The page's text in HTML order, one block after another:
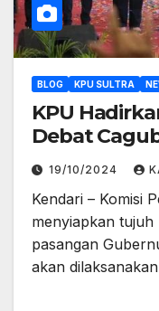
BLOG KPU SULTRA
KPU
Debat
19/10/2024
Kendari – Komisi
menyiapkan tujuh
pasangan
akan